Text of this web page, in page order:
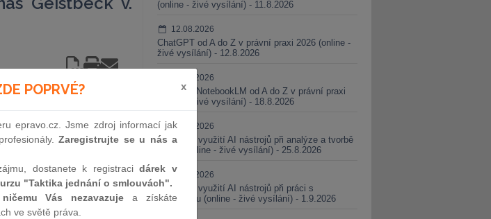
(Německo) dne
GmbH
(online - živé vysílání) - 11.8.2026
12.08.2026
ChatGPT od A do Z v právní praxi 2026 (online -
živé vysílání) - 12.8.2026
18.08.2026
Gemini a NotebookLM od A do Z v právní praxi
(online - živé vysílání) - 18.8.2026
25.08.2026
Praktické využití AI nástrojů při analýze a tvorbě
smluv (online - živé vysílání) - 25.8.2026
01.09.2026
Praktické využití AI nástrojů při práci s
judikaturou (online - živé vysílání) - 1.9.2026
POPRVÉ? x
epravo.cz. Jsme zdroj informací jak
Zaregistrujte se u nás a
dostanete k registracidárek v
"Taktika jednání o smlouvách".
Vás nezavazuje a získáte
ve světě práva.